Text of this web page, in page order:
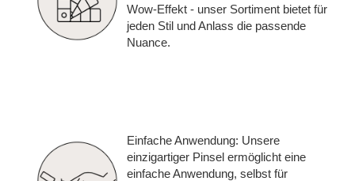
Wow-Effekt - unser Sortiment bietet für
jeden Stil und Anlass die passende
Nuance.
Einfache Anwendung: Unsere
einzigartiger Pinsel ermöglicht eine
einfache Anwendung, selbst für